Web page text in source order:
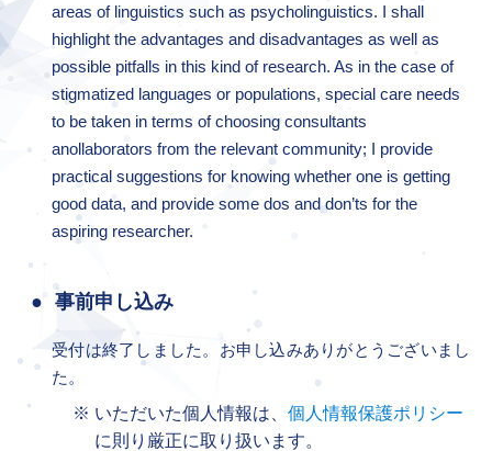
areas of linguistics such as psycholinguistics. I shall
highlight the advantages and disadvantages as well as
possible pitfalls in this kind of research. As in the case of
stigmatized languages or populations, special care needs
to be taken in terms of choosing consultants
anollaborators from the relevant community; I provide
practical suggestions for knowing whether one is getting
good data, and provide some dos and don’ts for the
aspiring researcher.
事前申し込み
受付は終了しました。お申し込みありがとうございまし
た。
いただいた個人情報は、 個人情報保護ポリシー
に則り厳正に取り扱います。